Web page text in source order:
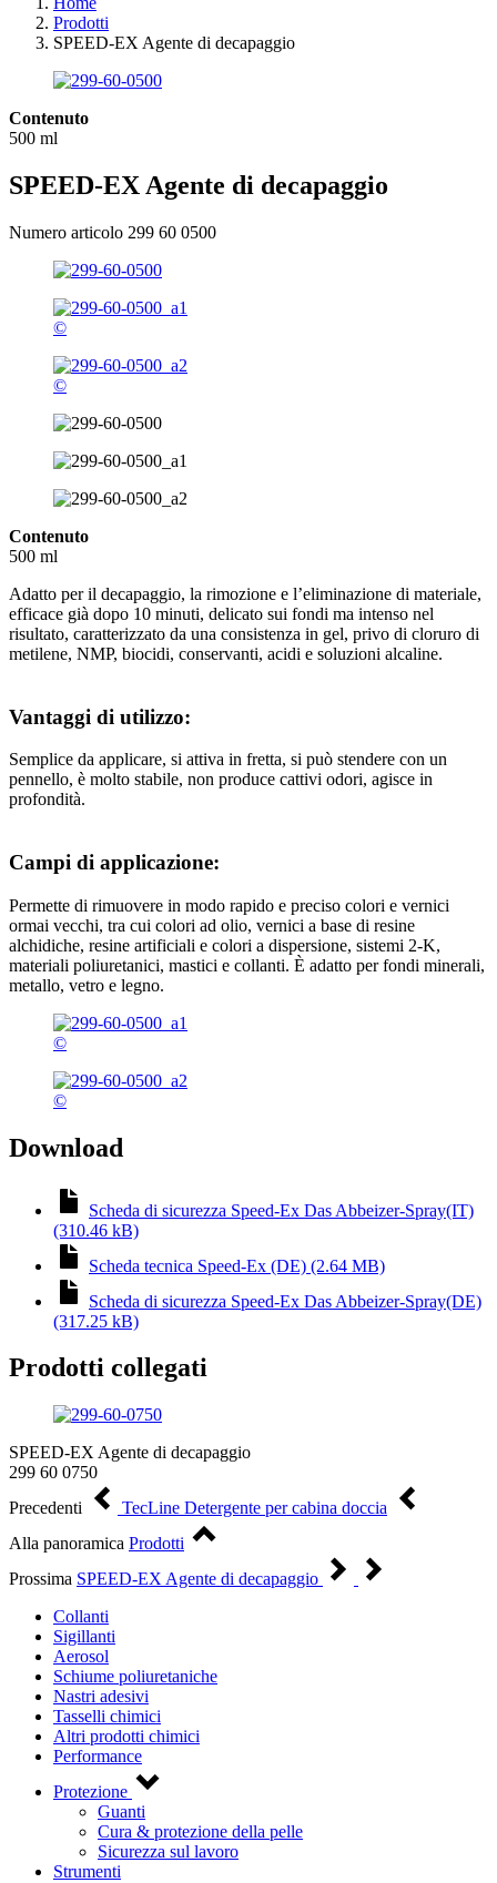
Prodotti
SPEED-EX Agente di decapaggio
Contenuto
500 ml
SPEED-EX Agente di decapaggio
Numero articolo 299 60 0500
©
©
Contenuto
500 ml
Adatto per il decapaggio, la rimozione e l’eliminazione di materiale,
efficace già dopo 10 minuti, delicato sui fondi ma intenso nel
risultato, caratterizzato da una consistenza in gel, privo di cloruro di
metilene, NMP, biocidi, conservanti, acidi e soluzioni alcaline.
Vantaggi di utilizzo:
Semplice da applicare, si attiva in fretta, si può stendere con un
pennello, è molto stabile, non produce cattivi odori, agisce in
profondità.
Campi di applicazione:
Permette di rimuovere in modo rapido e preciso colori e vernici
ormai vecchi, tra cui colori ad olio, vernici a base di resine
alchidiche, resine artificiali e colori a dispersione, sistemi 2-K,
materiali poliuretanici, mastici e collanti. È adatto per fondi minerali,
metallo, vetro e legno.
©
©
Download
Scheda di sicurezza Speed-Ex Das Abbeizer-Spray(IT)
(310.46 kB)
Scheda tecnica Speed-Ex (DE) (2.64 MB)
Scheda di sicurezza Speed-Ex Das Abbeizer-Spray(DE)
(317.25 kB)
Prodotti collegati
SPEED-EX Agente di decapaggio
299 60 0750
Precedenti
TecLine Detergente per cabina doccia
Alla panoramica Prodotti
Prossima SPEED-EX Agente di decapaggio
Collanti
Sigillanti
Aerosol
Schiume poliuretaniche
Nastri adesivi
Tasselli chimici
Altri prodotti chimici
Performance
Protezione
Guanti
Cura & protezione della pelle
Sicurezza sul lavoro
Strumenti